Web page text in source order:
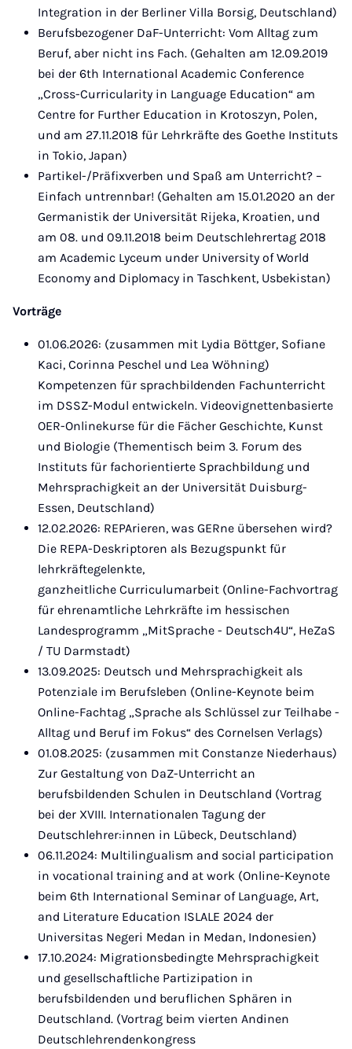
Integration in der Berliner Villa Borsig, Deutschland)
Berufsbezogener DaF-Unterricht: Vom Alltag zum
Beruf, aber nicht ins Fach. (Gehalten am 12.09.2019
bei der 6th International Academic Conference
„Cross-Curricularity in Language Education“ am
Centre for Further Education in Krotoszyn, Polen,
und am 27.11.2018 für Lehrkräfte des Goethe Instituts
in Tokio, Japan)
Partikel-/Präfixverben und Spaß am Unterricht? –
Einfach untrennbar! (Gehalten am 15.01.2020 an der
Germanistik der Universität Rijeka, Kroatien, und
am 08. und 09.11.2018 beim Deutschlehrertag 2018
am Academic Lyceum under University of World
Economy and Diplomacy in Taschkent, Usbekistan)
Vorträge
01.06.2026: (zusammen mit Lydia Böttger, Sofiane
Kaci, Corinna Peschel und Lea Wöhning)
Kompetenzen für sprachbildenden Fachunterricht
im DSSZ-Modul entwickeln. Videovignettenbasierte
OER-Onlinekurse für die Fächer Geschichte, Kunst
und Biologie (Thementisch beim 3. Forum des
Instituts für fachorientierte Sprachbildung und
Mehrsprachigkeit an der Universität Duisburg-
Essen, Deutschland)
12.02.2026: REPArieren, was GERne übersehen wird?
Die REPA-Deskriptoren als Bezugspunkt für
lehrkräftegelenkte,
ganzheitliche Curriculumarbeit (Online-Fachvortrag
für ehrenamtliche Lehrkräfte im hessischen
Landesprogramm „MitSprache - Deutsch4U“, HeZaS
/ TU Darmstadt)
13.09.2025: Deutsch und Mehrsprachigkeit als
Potenziale im Berufsleben (Online-Keynote beim
Online-Fachtag „Sprache als Schlüssel zur Teilhabe -
Alltag und Beruf im Fokus“ des Cornelsen Verlags)
01.08.2025: (zusammen mit Constanze Niederhaus)
Zur Gestaltung von DaZ-Unterricht an
berufsbildenden Schulen in Deutschland (Vortrag
bei der XVIII. Internationalen Tagung der
Deutschlehrer:innen in Lübeck, Deutschland)
06.11.2024: Multilingualism and social participation
in vocational training and at work (Online-Keynote
beim 6th International Seminar of Language, Art,
and Literature Education ISLALE 2024 der
Universitas Negeri Medan in Medan, Indonesien)
17.10.2024: Migrationsbedingte Mehrsprachigkeit
und gesellschaftliche Partizipation in
berufsbildenden und beruflichen Sphären in
Deutschland. (Vortrag beim vierten Andinen
Deutschlehrendenkongress